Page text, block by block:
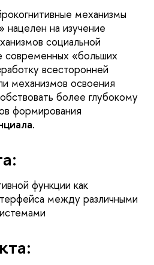
механизмы
нацелен на изучение
социальной
современных «больших
всесторонней
механизмов освоения
более глубокому
формирования
.
функции как
между различными